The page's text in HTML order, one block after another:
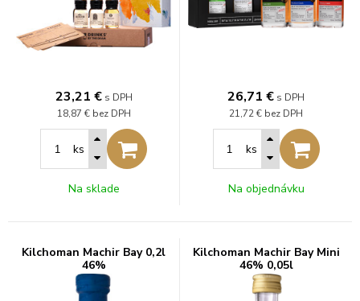
23,21 € s DPH
18,87 € bez DPH
ks
Na sklade
26,71 € s DPH
21,72 € bez DPH
ks
Na objednávku
Kilchoman Machir Bay 0,2l
46%
Kilchoman Machir Bay Mini
46% 0,05l